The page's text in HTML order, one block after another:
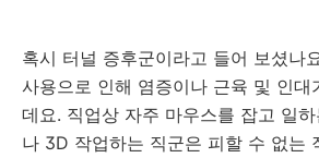
혹시 터널 증후군이라고 들어 보셨나
사용으로 인해 염증이나 근육 및 인대
데요. 직업상 자주 마우스를 잡고 일
나 3D 작업하는 직군은 피할 수 없는